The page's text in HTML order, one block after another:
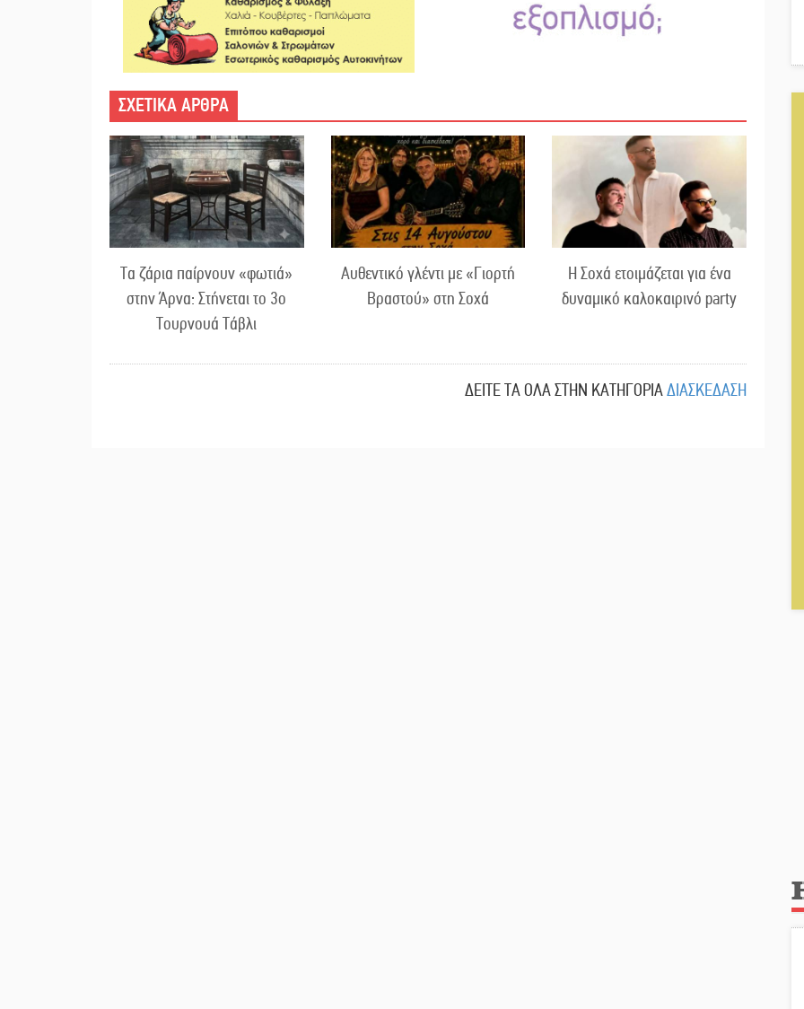
ΣΧΕΤΙΚΑ ΑΡΘΡΑ
Τα ζάρια παίρνουν «φωτιά»
στην Άρνα: Στήνεται το 3ο
Τουρνουά Τάβλι
Αυθεντικό γλέντι με «Γιορτή
Βραστού» στη Σοχά
Η Σοχά ετοιμάζεται για ένα
δυναμικό καλοκαιρινό party
ΔΕΙΤΕ ΤΑ ΟΛΑ ΣΤΗΝ ΚΑΤΗΓΟΡΙΑΔΙΑΣΚΕΔΑΣΗ